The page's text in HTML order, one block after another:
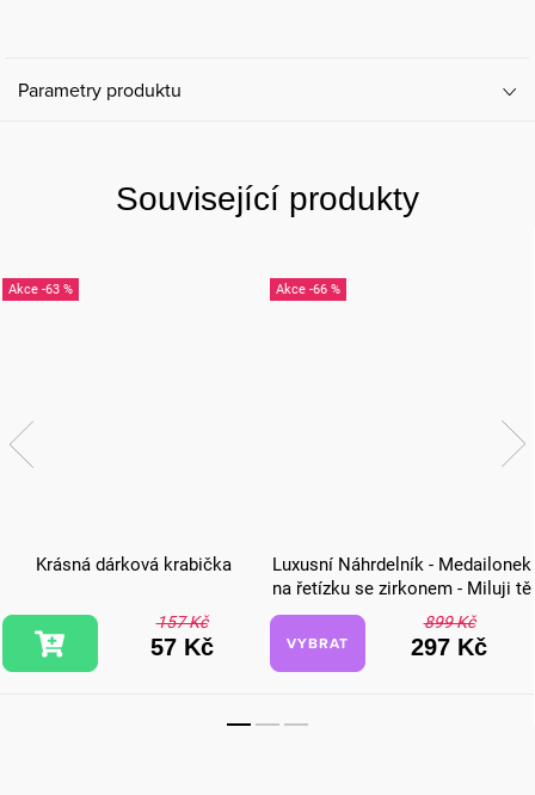
Parametry produktu
Související produkty
-63 %
Krásná dárková krabička
157 Kč
57 Kč
-66 %
Luxusní Náhrdelník - Medailonek
na řetízku se zirkonem - Miluji tě
899 Kč
297 Kč
VYBRAT